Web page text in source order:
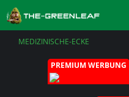
MEDIZINISCHE-ECKE
PREMIUM WERBUNG